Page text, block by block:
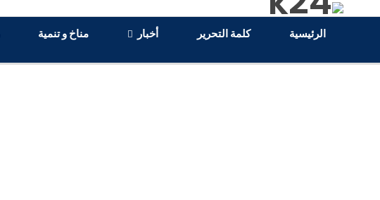
الرئيسية كلمة التحرير أخبار مناخ و تنمية